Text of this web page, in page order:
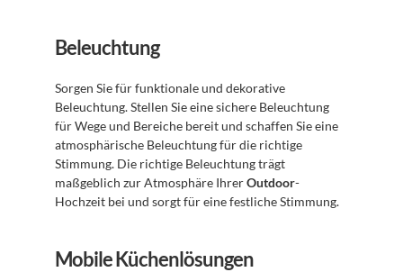
Beleuchtung
Sorgen Sie für funktionale und dekorative
Beleuchtung. Stellen Sie eine sichere Beleuchtung
für Wege und Bereiche bereit und schaffen Sie eine
atmosphärische Beleuchtung für die richtige
Stimmung. Die richtige Beleuchtung trägt
maßgeblich zur Atmosphäre Ihrer Outdoor-
Hochzeit bei und sorgt für eine festliche Stimmung.
Mobile Küchenlösungen